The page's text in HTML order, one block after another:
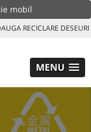
mobil
RECICLARE DESEURI
MENU